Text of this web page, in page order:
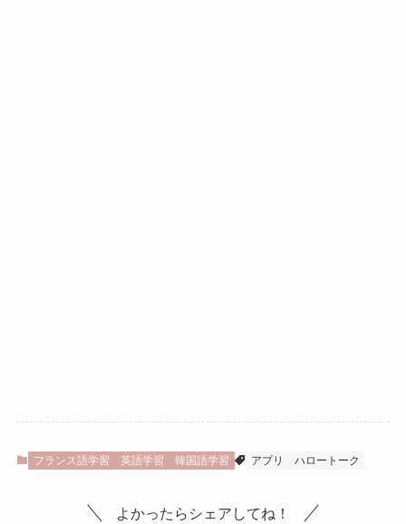
フランス語学習 英語学習 韓国語学習 アプリ ハロートーク
よかったらシェアしてね！